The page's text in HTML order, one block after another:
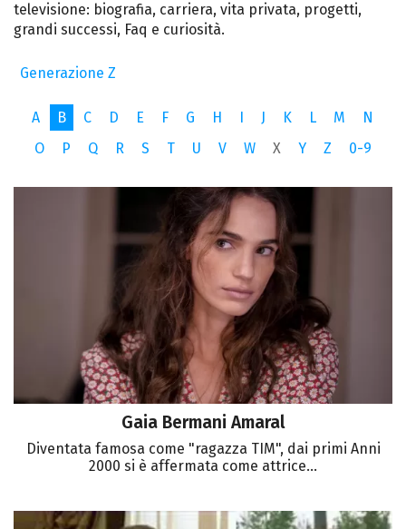
televisione: biografia, carriera, vita privata, progetti,
grandi successi, Faq e curiosità.
Generazione Z
A B C D E F G H J K L M
N
O
P Q R S T U V W X Y Z 0-9
Gaia Bermani Amaral
Diventata famosa come "ragazza TIM", dai primi Anni
2000 si è affermata come attrice...